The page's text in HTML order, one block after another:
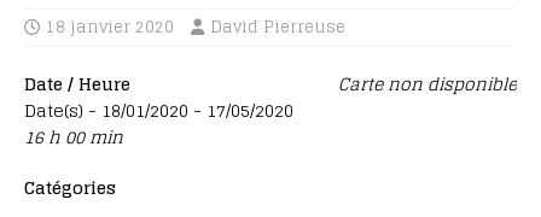
18 janvier 2020 David Pierreuse
Carte non disponible
Date / Heure
Date(s) - 18/01/2020 - 17/05/2020
16 h 00 min
Catégories